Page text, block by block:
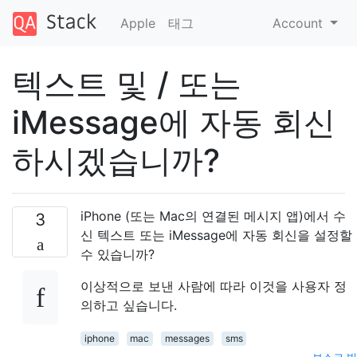
Apple 태그 Account
텍스트 및 / 또는
iMessage에 자동 회신
하시겠습니까?
3
iPhone (또는 Mac의 연결된 메시지 앱)에서 수
신 텍스트 또는 iMessage에 자동 회신을 설정할
수 있습니까?
이상적으로 보낸 사람에 따라 이것을 사용자 정
의하고 싶습니다.
iphone mac messages
sms